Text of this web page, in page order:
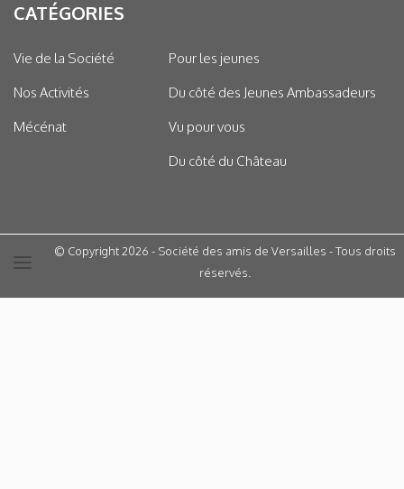
CATÉGORIES
Vie de la Société
Nos Activités
Mécénat
Pour les jeunes
Du côté des Jeunes Ambassadeurs
Vu pour vous
Du côté du Château
© Copyright 2026 - Société des amis de Versailles - Tous droits
réservés.